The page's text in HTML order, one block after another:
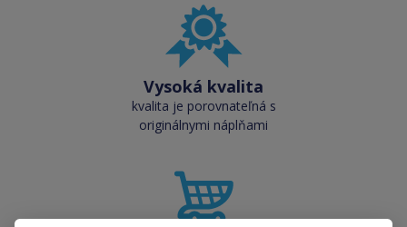
Vysoká kvalita
kvalita je porovnateľná s
originálnymi náplňami